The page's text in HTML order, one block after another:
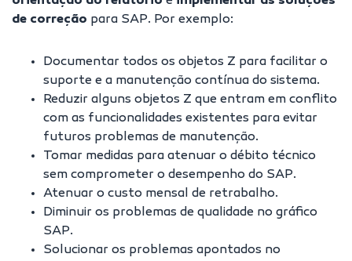
de correção para SAP. Por exemplo:
Documentar todos os objetos Z para facilitar o
suporte e a manutenção contínua do sistema.
Reduzir alguns objetos Z que entram em conflito
com as funcionalidades existentes para evitar
futuros problemas de manutenção.
Tomar medidas para atenuar o débito técnico
sem comprometer o desempenho do SAP.
Atenuar o custo mensal de retrabalho.
Diminuir os problemas de qualidade no gráfico
SAP.
Solucionar os problemas apontados no